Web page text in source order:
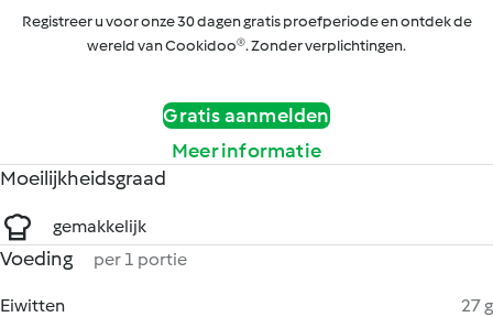
Registreer u voor onze 30 dagen gratis proefperiode en ontdek de
wereld van Cookidoo®. Zonder verplichtingen.
Gratis aanmelden
Meer informatie
Moeilijkheidsgraad
gemakkelijk
Voeding per 1 portie
Eiwitten
27 g